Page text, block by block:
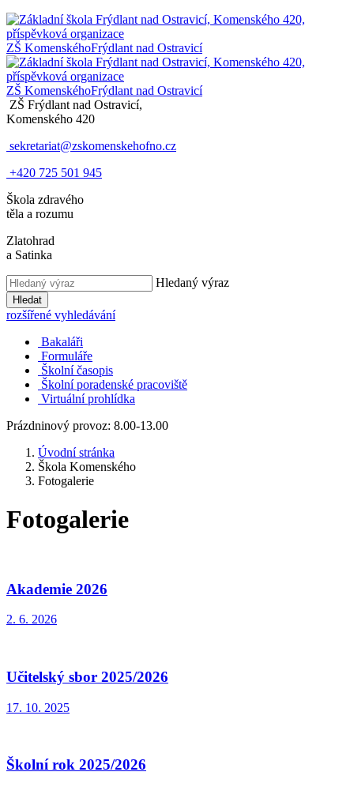
ZŠ KomenskéhoFrýdlant nad Ostravicí
ZŠ KomenskéhoFrýdlant nad Ostravicí
ZŠ Frýdlant nad Ostravicí,
Komenského 420
sekretariat@zskomenskehofno.cz
+420 725 501 945
Škola zdravého
těla a rozumu
Zlatohrad
a Satinka
Hledaný výraz
Hledat
rozšířené vyhledávání
Bakaláři
Formuláře
Školní časopis
Školní poradenské pracoviště
Virtuální prohlídka
Prázdninový provoz: 8.00-13.00
Úvodní stránka
Škola Komenského
Fotogalerie
Fotogalerie
Akademie 2026
2. 6. 2026
Učitelský sbor 2025/2026
17. 10. 2025
Školní rok 2025/2026